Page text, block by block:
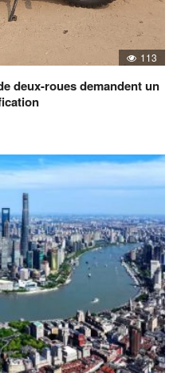
113
deux-roues demandent un